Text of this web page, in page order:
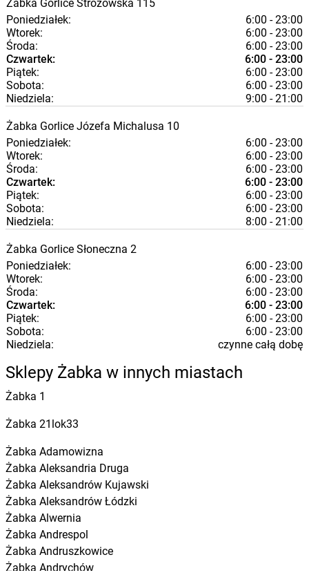
Żabka Gorlice Stróżowska 115
Poniedziałek:
6:00 - 23:00
Wtorek:
6:00 - 23:00
Środa:
6:00 - 23:00
Czwartek:
6:00 - 23:00
Piątek:
6:00 - 23:00
Sobota:
6:00 - 23:00
Niedziela:
9:00 - 21:00
Żabka Gorlice Józefa Michalusa 10
Poniedziałek:
6:00 - 23:00
Wtorek:
6:00 - 23:00
Środa:
6:00 - 23:00
Czwartek:
6:00 - 23:00
Piątek:
6:00 - 23:00
Sobota:
6:00 - 23:00
Niedziela:
8:00 - 21:00
Żabka Gorlice Słoneczna 2
Poniedziałek:
6:00 - 23:00
Wtorek:
6:00 - 23:00
Środa:
6:00 - 23:00
Czwartek:
6:00 - 23:00
Piątek:
6:00 - 23:00
Sobota:
6:00 - 23:00
Niedziela:
czynne całą dobę
Sklepy Żabka w innych miastach
Żabka 1
Żabka 21lok33
Żabka Adamowizna
Żabka Aleksandria Druga
Żabka Aleksandrów Kujawski
Żabka Aleksandrów Łódzki
Żabka Alwernia
Żabka Andrespol
Żabka Andruszkowice
Żabka Andrychów